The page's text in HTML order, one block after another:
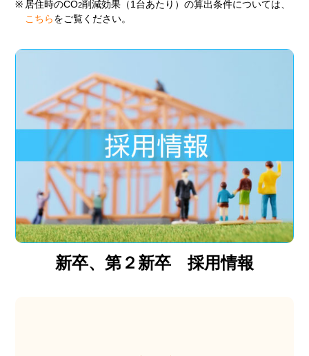
※ 居住時のCO2削減効果（1台あたり）の算出条件については、
こちら をご覧ください。
新卒、第２新卒 採用情報